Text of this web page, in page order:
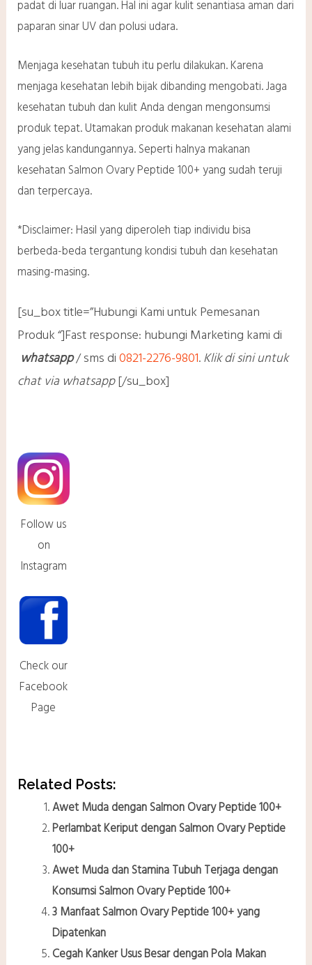
padat di luar ruangan. Hal ini agar kulit senantiasa aman dari
paparan sinar UV dan polusi udara.
Menjaga kesehatan tubuh itu perlu dilakukan. Karena
menjaga kesehatan lebih bijak dibanding mengobati. Jaga
kesehatan tubuh dan kulit Anda dengan mengonsumsi
produk tepat. Utamakan produk makanan kesehatan alami
yang jelas kandungannya. Seperti halnya makanan
kesehatan Salmon Ovary Peptide 100+ yang sudah teruji
dan terpercaya.
*Disclaimer: Hasil yang diperoleh tiap individu bisa
berbeda-beda tergantung kondisi tubuh dan kesehatan
masing-masing.
[su_box title=”Hubungi Kami untuk Pemesanan
Produk “]Fast response: hubungi Marketing kami di
whatsapp/ sms di0821-2276-9801.Klik di sini untuk
chat via whatsapp[/su_box]
Follow us
on
Instagram
Check our
Facebook
Page
Related Posts:
Awet Muda dengan Salmon Ovary Peptide 100+
Perlambat Keriput dengan Salmon Ovary Peptide
100+
Awet Muda dan Stamina Tubuh Terjaga dengan
Konsumsi Salmon Ovary Peptide 100+
3 Manfaat Salmon Ovary Peptide 100+ yang
Dipatenkan
Cegah Kanker Usus Besar dengan Pola Makan